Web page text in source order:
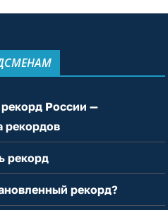
рекорд России —
рекордов
рекорд
рекорд?